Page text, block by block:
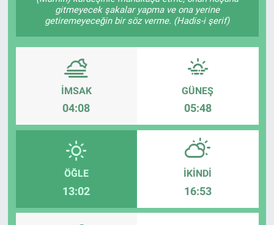
gitmeyecek şakalar yapma ve ona yerine
getiremeyeceğin bir söz verme. (Hadis-i şerif)
İMSAK
04:08
GÜNEŞ
05:48
ÖĞLE
13:02
İKINDI
16:53
Yaşam